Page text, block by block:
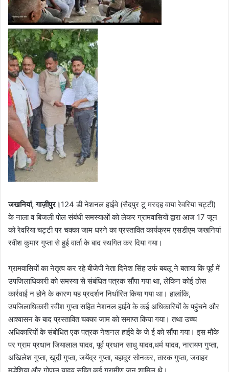
जखनियां, गाज़ीपुर।124 डी नेशनल हाईवे (सैदपुर टू मरदह वाया रेवरिया चट्टी)
के नाला व बिजली पोल संबंधी समस्याओं को लेकर ग्रामवासियों द्वारा आज 17 जून
को रेवरिया चट्टी पर चक्का जाम धरने का प्रस्तावित कार्यक्रम एसडीएम जखनियां
रवीश कुमार गुप्ता से हुई वार्ता के बाद स्थगित कर दिया गया।
ग्रामवासियों का नेतृत्व कर रहे बीजेपी नेता दिनेश सिंह उर्फ बबलू ने बताया कि पूर्व में
उपजिलाधिकारी को समस्या से संबंधित पत्रक सौंपा गया था, लेकिन कोई ठोस
कार्रवाई न होने के कारण यह प्रदर्शन निर्धारित किया गया था। हालांकि,
उपजिलाधिकारी रवीश गुप्ता सहित नेशनल हाईवे के कई अधिकारियों के पहुंचने और
आश्वासन के बाद प्रस्तावित चक्का जाम को समाप्त किया गया। तथा उच्च
अधिकारियों के संबोधित एक पत्रक नेशनल हाईवे के जे ई को सौंपा गया। इस मौके
पर ग्राम प्रधान जियालाल यादव, पूर्व प्रधान साधु यादव,धर्म यादव, नारायण गुप्ता,
अखिलेश गुप्ता, खुदी गुप्ता, जयेंद्र गुप्ता, बहादुर सोनकर, तारक गुप्ता, जवाहर